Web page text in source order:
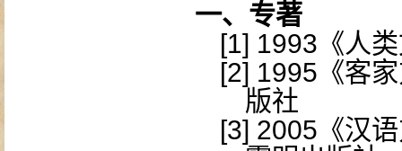
一、专著
[1] 1993 《人
[2] 1995 《客
版社
[3] 2005 《汉